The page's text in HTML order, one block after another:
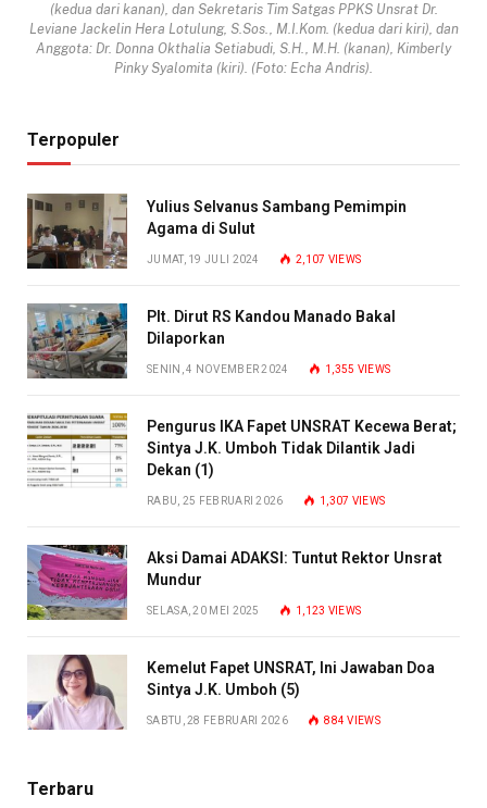
(kedua dari kanan), dan Sekretaris Tim Satgas PPKS Unsrat Dr.
Leviane Jackelin Hera Lotulung, S.Sos., M.I.Kom. (kedua dari kiri), dan
Anggota: Dr. Donna Okthalia Setiabudi, S.H., M.H. (kanan), Kimberly
Pinky Syalomita (kiri). (Foto: Echa Andris).
Terpopuler
Yulius Selvanus Sambang Pemimpin
Agama di Sulut
JUMAT, 19 JULI 2024 2,107 VIEWS
Plt. Dirut RS Kandou Manado Bakal
Dilaporkan
SENIN, 4 NOVEMBER 2024 1,355 VIEWS
Pengurus IKA Fapet UNSRAT Kecewa Berat;
Sintya J.K. Umboh Tidak Dilantik Jadi
Dekan (1)
RABU, 25 FEBRUARI 2026 1,307 VIEWS
Aksi Damai ADAKSI: Tuntut Rektor Unsrat
Mundur
SELASA, 20 MEI 2025 1,123 VIEWS
Kemelut Fapet UNSRAT, Ini Jawaban Doa
Sintya J.K. Umboh (5)
SABTU, 28 FEBRUARI 2026 884VIEWS
Terbaru